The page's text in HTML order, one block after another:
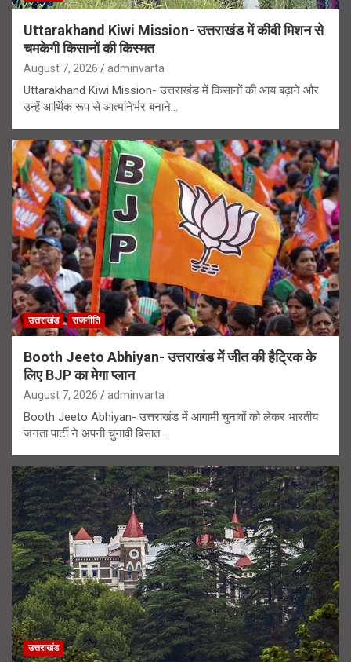
Uttarakhand Kiwi Mission- उत्तराखंड में कीवी मिशन से
चमकेगी किसानों की किस्मत
August 7, 2026 adminvarta
Uttarakhand Kiwi Mission- उत्तराखंड में किसानों की आय बढ़ाने और
उन्हें आर्थिक रूप से आत्मनिर्भर बनाने…
उत्तराखंड राजनीति
Booth Jeeto Abhiyan- उत्तराखंड में जीत की हैट्रिक के
लिए BJP का मेगा प्लान
August 7, 2026 adminvarta
Booth Jeeto Abhiyan- उत्तराखंड में आगामी चुनावों को लेकर भारतीय
जनता पार्टी ने अपनी चुनावी बिसात…
उत्तराखंड